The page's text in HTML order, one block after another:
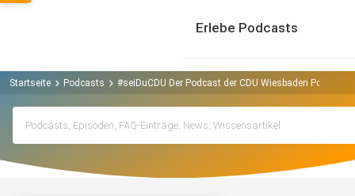
Erlebe Podcasts
Startseite Podcasts #seiDuCDU Der Podcast der CDU Wiesbaden Podcast